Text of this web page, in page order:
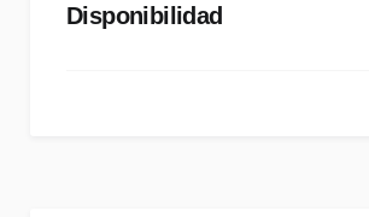
Disponibilidad